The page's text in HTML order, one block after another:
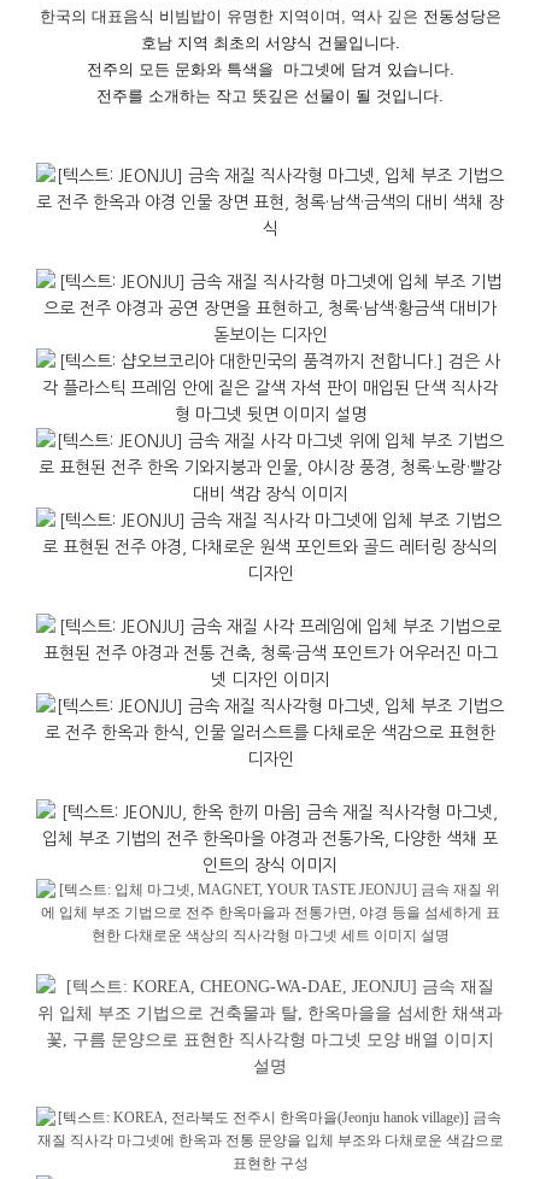
한국의 대표음식 비빔밥이 유명한 지역이며, 역사 깊은 전동성당은
호남 지역 최초의 서양식 건물입니다.
전주의 모든 문화와 특색을 마그넷에 담겨 있습니다.
전주를 소개하는 작고 뜻깊은 선물이 될 것입니다.